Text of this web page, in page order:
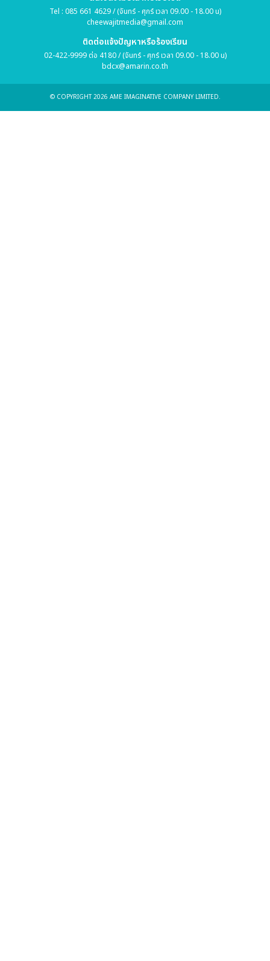
Tel : 085 661 4629 / (จันทร์ - ศุกร์ เวลา 09.00 - 18.00 น)
cheewajitmedia@gmail.com
ติดต่อแจ้งปัญหาหรือร้องเรียน
02-422-9999 ต่อ 4180 / (จันทร์ - ศุกร์ เวลา 09.00 - 18.00 น)
bdcx@amarin.co.th
© COPYRIGHT 2026 AME IMAGINATIVE COMPANY LIMITED.